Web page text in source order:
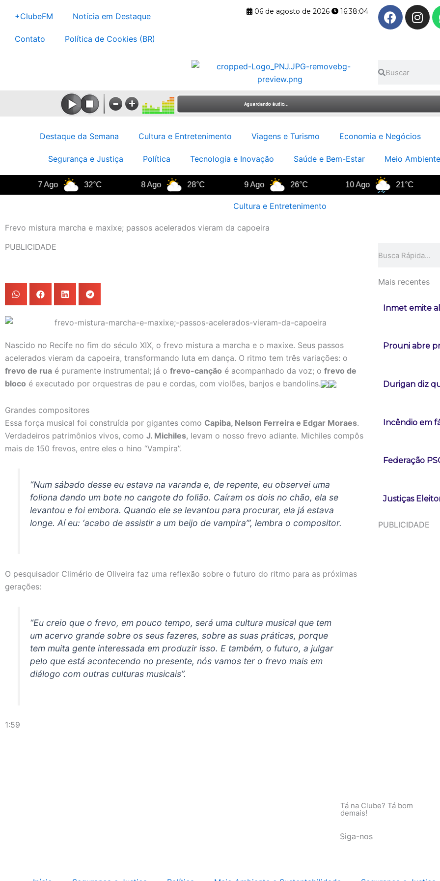
para
conteúdo
+ClubeFM Notícia em Destaque
Contato Política de Cookies (BR)
06 de agosto de 2026 16:38:04
F
a
o
k
I
n
a
m
Destaque da Semana Cultura e Entretenimento Viagens e Turismo Economia e Negócios
Segurança e Justiça Política Tecnologia e Inovação Saúde e Bem-Estar Meio
7 Ago 32°C 8 Ago 28°C 9 Ago 26°C 10 Ago 21°C
Cultura e Entretenimento
Frevo mistura marcha e maxixe; passos acelerados vieram da capoeira
PUBLICIDADE
Nascido no Recife no fim do século XIX, o frevo mistura a marcha e o maxixe. Seus passos
acelerados vieram da capoeira, transformando luta em dança. O ritmo tem três variações: o
frevo de rua é puramente instrumental; já o frevo-canção é acompanhado da voz; o frevo de
bloco é executado por orquestras de pau e cordas, com violões, banjos e bandolins.
Grandes compositores
Essa força musical foi construída por gigantes como Capiba, Nelson Ferreira e Edgar Moraes.
Verdadeiros patrimônios vivos, como J. Michiles, levam o nosso frevo adiante. Michiles compôs
mais de 150 frevos, entre eles o hino “Vampira”.
“Num sábado desse eu estava na varanda e, de repente, eu observei uma
foliona dando um bote no cangote do folião. Caíram os dois no chão, ela se
levantou e foi embora. Quando ele se levantou para procurar, ela já estava
longe. Aí eu: ‘acabo de assistir a um beijo de vampira’”, lembra o compositor.
O pesquisador Climério de Oliveira faz uma reflexão sobre o futuro do ritmo para as próximas
gerações:
“Eu creio que o frevo, em pouco tempo, será uma cultura musical que tem
um acervo grande sobre os seus fazeres, sobre as suas práticas, porque
tem muita gente interessada em produzir isso. E também, o futuro, a julgar
pelo que está acontecendo no presente, nós vamos ter o frevo mais em
diálogo com outras culturas musicais”.
1:59
Mais recentes
Inmet emite
Prouni abre
Durigan diz
Incêndio em
Federação
Justiças
PUBLICIDADE
Tá na Clube? Tá bom
demais!
Siga-nos